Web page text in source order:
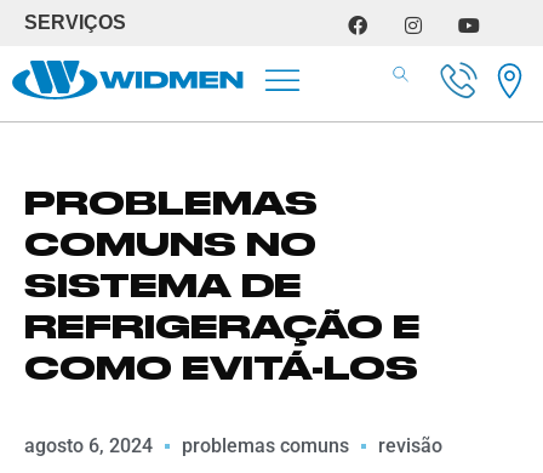
SERVIÇOS
PROBLEMAS
COMUNS NO
SISTEMA DE
REFRIGERAÇÃO E
COMO EVITÁ-LOS
agosto 6, 2024 problemas comuns revisão